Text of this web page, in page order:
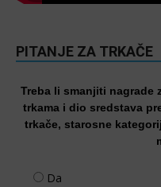
PITANJE ZA TRKAČE
Treba li smanjiti nagrade
trkama i dio sredstava
trkače, starosne
Da